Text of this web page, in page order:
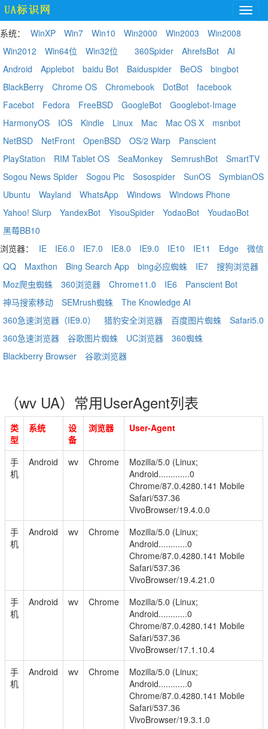
系统： WinXP Win7 Win10 Win2000 Win2003
Win2008
Win2012
Win64位 Win32位 360Spider AhrefsBot
AI
Android
Applebot baidu Bot Baiduspider BeOS
bingbot
BlackBerry
Chrome OS Chromebook DotBot
facebook
Facebot
Fedora FreeBSD GoogleBot
Googlebot-Image
HarmonyOS
IOS Kindle Linux Mac Mac OS X
msnbot
NetBSD
NetFront OpenBSD OS/2 Warp
Panscient
PlayStation
RIM Tablet OS SeaMonkey SemrushBot
SmartTV
Sogou News Spider
Sogou Pic Sosospider SunOS
SymbianOS
Ubuntu
Wayland WhatsApp Windows
Windows Phone
Yahoo! Slurp
YandexBot YisouSpider YodaoBot
YoudaoBot
黑莓BB10
浏览器：
IE IE6.0 IE7.0 IE8.0 IE9.0 IE10 IE11 Edge
微信
QQ
Maxthon Bing Search App bing必应蜘蛛 IE7
搜狗浏览器
Moz爬虫蜘蛛
360浏览器 Chrome11.0 IE6
Panscient Bot
神马搜索移动
SEMrush蜘蛛
The Knowledge AI
360急速浏览器（IE9.0）
猎豹安全浏览器 百度图片蜘蛛
Safari5.0
360急速浏览器
谷歌图片蜘蛛 UC浏览器
360蜘蛛
Blackberry Browser
谷歌浏览器
（wv UA）常用UserAgent列表
类
型
系统
设
备
浏览器 User-Agent
手
机
Android wv Chrome
Mozilla/5.0 (Linux;
Android.............0
Chrome/87.0.4280.141 Mobile
Safari/537.36
VivoBrowser/19.4.0.0
手
机
Android wv Chrome
Mozilla/5.0 (Linux;
Android............0
Chrome/87.0.4280.141 Mobile
Safari/537.36
VivoBrowser/19.4.21.0
手
机
Android wv Chrome
Mozilla/5.0 (Linux;
Android............0
Chrome/87.0.4280.141 Mobile
Safari/537.36
VivoBrowser/17.1.10.4
手
机
Android wv Chrome
Mozilla/5.0 (Linux;
Android............0
Chrome/87.0.4280.141 Mobile
Safari/537.36
VivoBrowser/19.3.1.0